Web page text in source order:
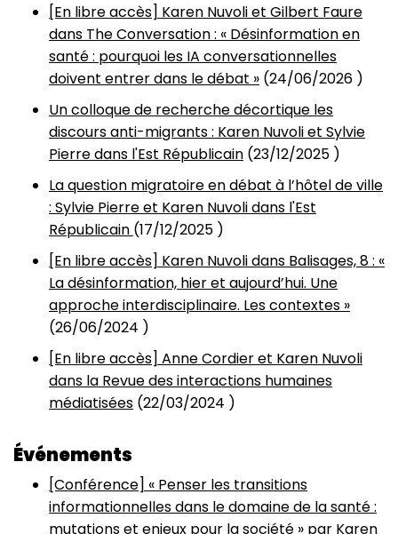
[En libre accès] Karen Nuvoli et Gilbert Faure
dans The Conversation : « Désinformation en
santé : pourquoi les IA conversationnelles
doivent entrer dans le débat » (24/06/2026 )
Un colloque de recherche décortique les
discours anti-migrants : Karen Nuvoli et Sylvie
Pierre dans l'Est Républicain (23/12/2025 )
La question migratoire en débat à l’hôtel de ville
: Sylvie Pierre et Karen Nuvoli dans l'Est
Républicain (17/12/2025 )
[En libre accès] Karen Nuvoli dans Balisages, 8 : «
La désinformation, hier et aujourd’hui. Une
approche interdisciplinaire. Les contextes »
(26/06/2024 )
[En libre accès] Anne Cordier et Karen Nuvoli
dans la Revue des interactions humaines
médiatisées (22/03/2024 )
Événements
[Conférence] « Penser les transitions
informationnelles dans le domaine de la santé :
mutations et enjeux pour la société » par Karen